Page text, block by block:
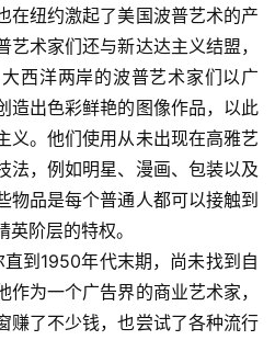
在纽约激起了美国波普艺术的产
术家们还与新达达主义结盟，
西洋两岸的波普艺术家们以广
造出色彩鲜艳的图像作品，以此
义。他们使用从未出现在高雅艺
法，例如明星、漫画、包装以及
物品是每个普通人都可以接触到
阶层的特权。
到1950年代末期，尚未找到自
为一个广告界的商业艺术家，
赚了不少钱，也尝试了各种流行